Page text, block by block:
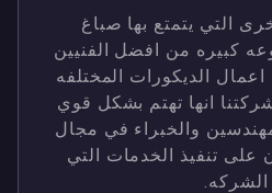
التي يتمتع بها صباغ
كبيره من افضل الفنيين
الديكورات المختلفه
انها تهتم بشكل قوي
والخبراء في مجال
على تنفيذ الخدمات التي